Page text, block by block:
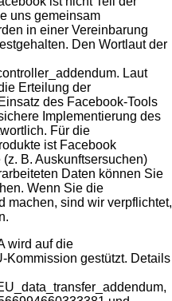
uns gemeinsam
in einer Vereinbarung
Den Wortlaut der
. Laut
Erteilung der
des Facebook-Tools
Implementierung des
Für die
ist Facebook
B. Auskunftsersuchen)
Daten können Sie
Wenn Sie die
machen, sind wir verpflichtet,
wird auf die
Kommission gestützt. Details
,